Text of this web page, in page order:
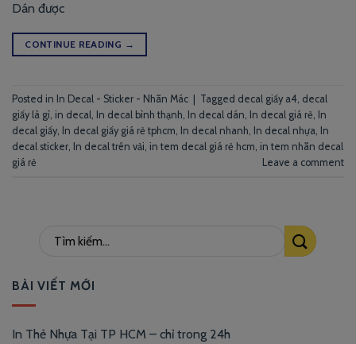
Dán được
CONTINUE READING →
Posted in In Decal - Sticker - Nhãn Mác | Tagged decal giấy a4 decal
giấy là gì in decal In decal bình thạnh In decal dán In decal giá rẻ In
decal giấy In decal giấy giá rẻ tphcm In decal nhanh In decal nhựa In
decal sticker In decal trên vải in tem decal giá rẻ hcm in tem nhãn decal
giá rẻ
Leave a comment
BÀI VIẾT MỚI
In Thẻ Nhựa Tại TP HCM – chỉ trong 24h